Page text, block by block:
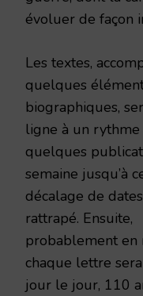
évoluer de façon
Les textes,
quelques
biographiques,
ligne à un rythme
quelques
semaine jusqu’à
décalage de
rattrapé. Ensuite,
probablement en
chaque lettre
jour le jour, 110